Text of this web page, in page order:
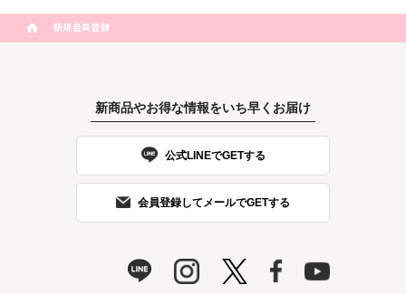
新規会員登録
新商品やお得な情報をいち早くお届け
公式LINEでGETする
会員登録してメールでGETする